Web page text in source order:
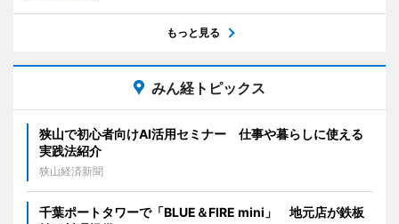
もっと見る
みん経トピックス
狭山で初心者向けAI活用セミナー 仕事や暮らしに使える
実践法紹介
狭山経済新聞
千葉ポートタワーで「BLUE＆FIRE mini」 地元店が鉄板